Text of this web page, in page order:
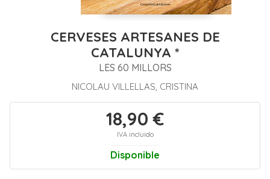
CERVESES ARTESANES DE
CATALUNYA *
LES 60 MILLORS
NICOLAU VILLELLAS, CRISTINA
18,90 €
IVA incluido
Disponible